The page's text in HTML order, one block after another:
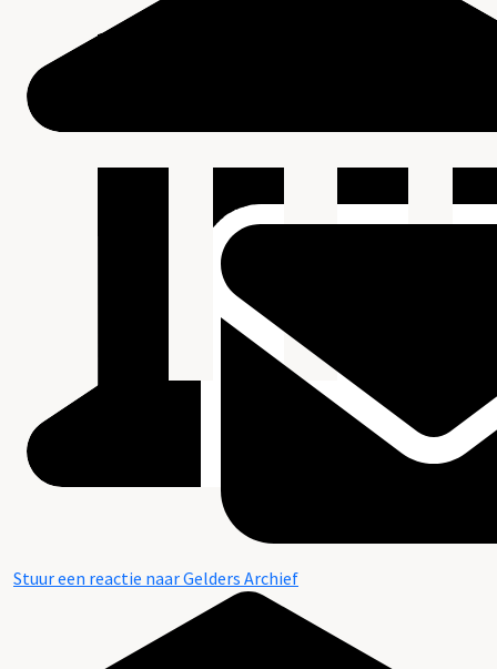
Stuur een reactie naar Gelders Archief